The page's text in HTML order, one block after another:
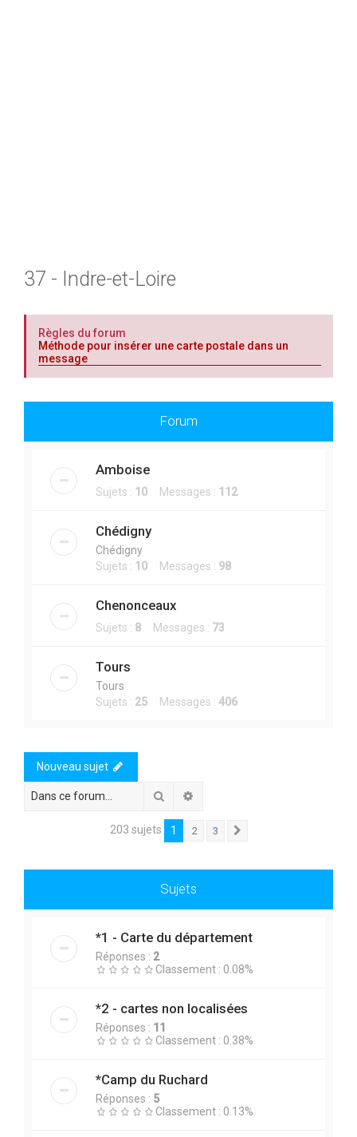
37 - Indre-et-Loire
Règles du forum
Méthode pour insérer une carte postale dans un
message
Forum
Amboise
Sujets : 10 Messages : 112
Chédigny
Chédigny
Sujets : 10 Messages : 98
Chenonceaux
Sujets : 8 Messages : 73
Tours
Tours
Sujets : 25 Messages : 406
Nouveau sujet
Rechercher
203 sujets 1 2 3
Sujets
*1 - Carte du département
Réponses : 2
Classement : 0.08%
*2 - cartes non localisées
Réponses : 11
Classement : 0.38%
*Camp du Ruchard
Réponses : 5
Classement : 0.13%